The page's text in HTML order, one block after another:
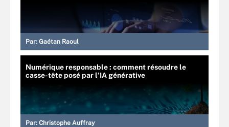
Par: Gaétan Raoul
Numérique responsable : comment résoudre le
casse-tête posé par l’IA générative
Par: Christophe Auffray